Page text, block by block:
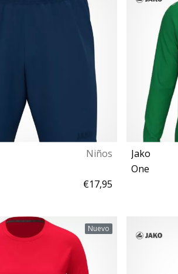
Niños
€17,95
140 152 164
Jako
One
Nuevo